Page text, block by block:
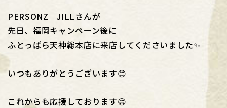
PERSONZ JILLさんが
先日、福岡キャンペーン後に
ふとっぱら天神総本店に来店してくださいました✨
いつもありがとうございます😊
これからも応援しております😄